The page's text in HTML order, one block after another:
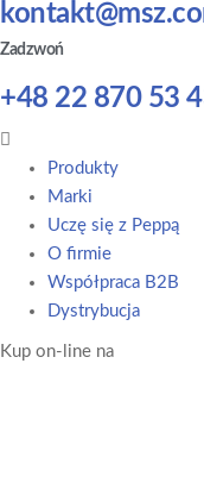
Zadzwoń
+48 22 870 53
Main
Menu
Produkty
Marki
Uczę się z Peppą
O firmie
Współpraca B2B
Dystrybucja
Kup on-line na